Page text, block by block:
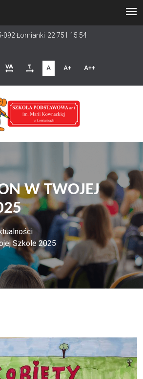
092 Łomianki 22 751 15 54
A A+ A++
W TWOJEJ
Szkole 2025